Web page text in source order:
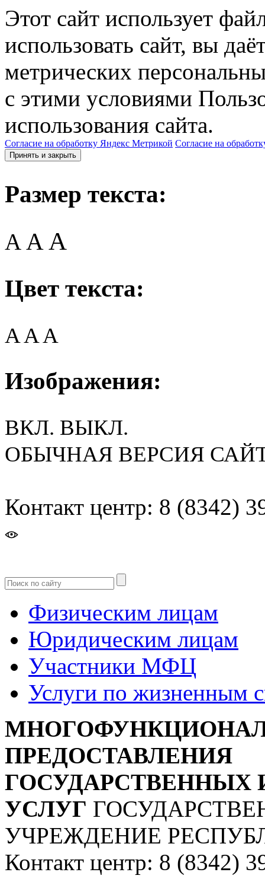
Этот сайт использует
использовать сайт, вы
метрических
с этими условиями
использования сайта.
Согласие на обработку Яндекс Метрикой Согласие на
Принять и закрыть
Размер текста:
A AA
Цвет текста:
AAA
Изображения:
ВКЛ. ВЫКЛ.
ОБЫЧНАЯ ВЕРСИЯ
Контакт центр: 8 (8342)
Физическим лицам
Юридическим лицам
Участники МФЦ
Услуги по жизненным
ПРЕДОСТАВЛЕНИЯ
УСЛУГ
УЧРЕЖДЕНИЕ
Контакт центр: 8 (8342)